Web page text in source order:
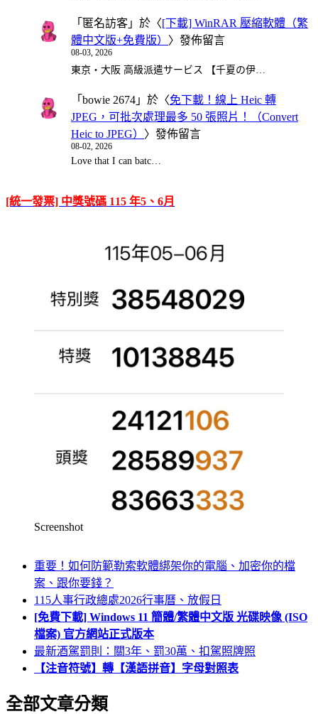
「 匿名訪客 」於〈[下載] WinRAR 壓縮軟體（繁
體中文版+免費版） 〉發佈留言
08-03, 2026
東京・大阪 高級派遣サービス 【千夏の伊…
「 bowie 2674 」於〈免下載！線上 Heic 轉
JPEG，可批次處理最多 50 張照片！（Convert
Heic to JPEG） 〉發佈留言
08-02, 2026
Love that I can batc…
[統一發票] 中獎號碼 115 年5、6月
Screenshot
重要！如何防範勒索軟體綁架你的電腦、加密你的檔
案、跟你要錢？
115人事行政總處2026行事曆、放假日
[免費下載] Windows 11 簡體/繁體中文版 光碟映像 (ISO
檔案) 官方網站正式版本
最新酒駕罰則：關3年、罰30萬、扣駕照牌照
【注音符號】轉【漢語拼音】字母對照表
全部文章分類